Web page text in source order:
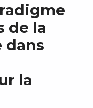
de la
dans
la